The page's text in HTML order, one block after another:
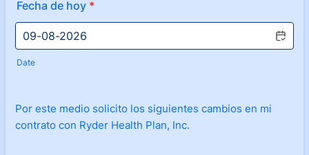
Fecha de hoy *
Date
Por este medio solicito los siguientes cambios en mi
contrato con Ryder Health Plan, Inc.